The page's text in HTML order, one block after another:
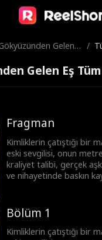
Gelen E
/
Gelen Eş
Fragman
Kimliklerin çatıştığı bir
eski sevgilisi, onun
kraliyet talibi, gerçek
ve nihayetinde baskın
Bölüm 1
Kimliklerin çatıştığı bir